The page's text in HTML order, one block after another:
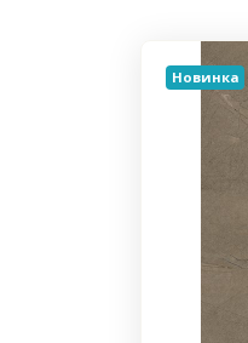
Новинка